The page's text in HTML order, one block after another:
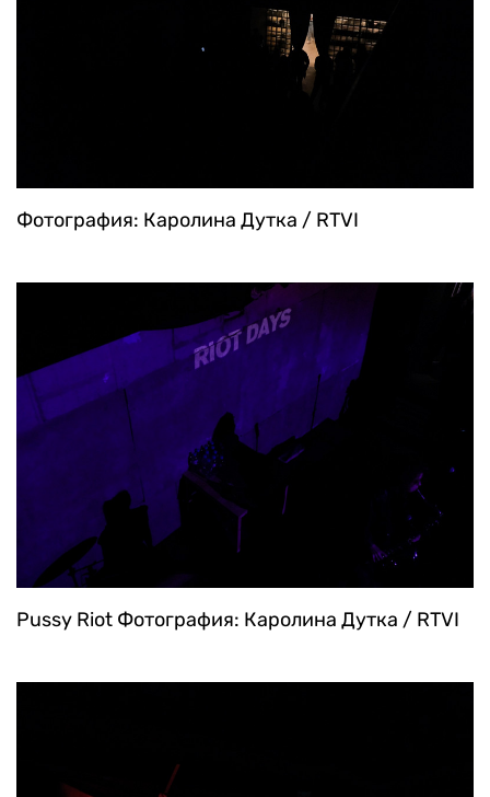
Фотография: Каролина Дутка / RTVI
Pussy Riot Фотография: Каролина Дутка / RTVI